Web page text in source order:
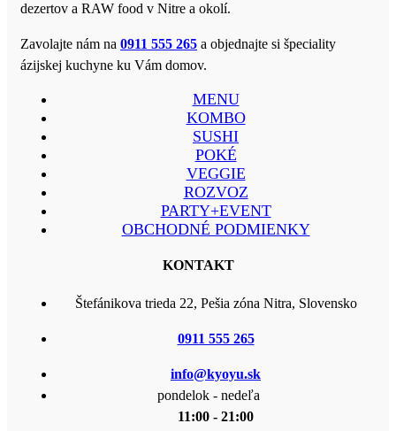
dezertov a RAW food v Nitre a okolí.
Zavolajte nám na 0911 555 265 a objednajte si špeciality
ázijskej kuchyne ku Vám domov.
MENU
KOMBO
SUSHI
POKÉ
VEGGIE
ROZVOZ
PARTY+EVENT
OBCHODNÉ PODMIENKY
KONTAKT
Štefánikova trieda 22, Pešia zóna Nitra, Slovensko
0911 555 265
info@kyoyu.sk
pondelok - nedeľa
11:00 - 21:00